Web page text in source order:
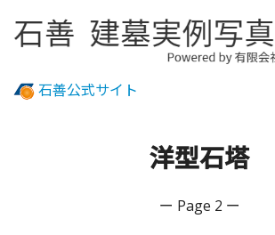
石善公式サイト
洋型石塔
ー Page 2 ー